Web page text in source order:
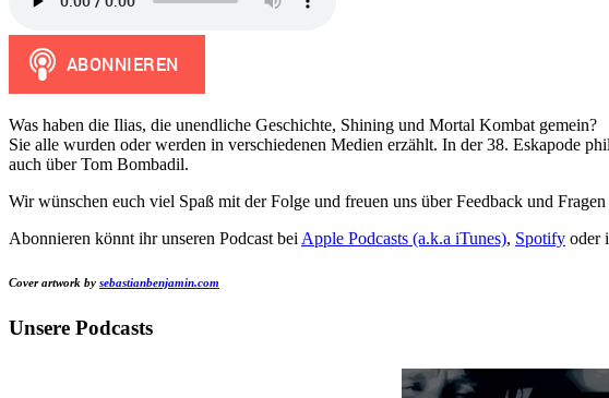
Was haben die Ilias, die unendliche Geschichte, Shining und Mortal Kombat gemein?
Sie alle wurden oder werden in verschiedenen Medien erzählt. In der 38. Eskapode
auch über Tom Bombadil.
Wir wünschen euch viel Spaß mit der Folge und freuen uns über Feedback und
Abonnieren könnt ihr unseren Podcast bei Apple Podcasts (a.k.a iTunes), Spotify oder
Cover artwork by sebastianbenjamin.com
Unsere Podcasts